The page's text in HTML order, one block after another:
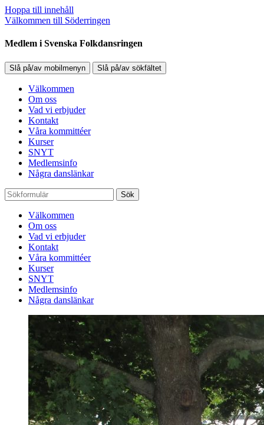
Hoppa till innehåll
Välkommen till Söderringen
Medlem i Svenska Folkdansringen
Slå på/av mobilmenyn Slå på/av sökfältet
Välkommen
Om oss
Vad vi erbjuder
Kontakt
Våra kommittéer
Kurser
SNYT
Medlemsinfo
Några danslänkar
Sök
Välkommen
Om oss
Vad vi erbjuder
Kontakt
Våra kommittéer
Kurser
SNYT
Medlemsinfo
Några danslänkar